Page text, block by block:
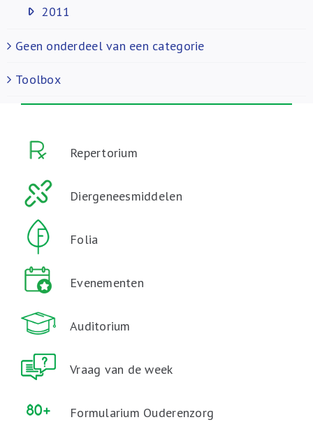
2011
Geen onderdeel van een categorie
Toolbox
Repertorium
Diergeneesmiddelen
Folia
Evenementen
Auditorium
Vraag van de week
Formularium Ouderenzorg